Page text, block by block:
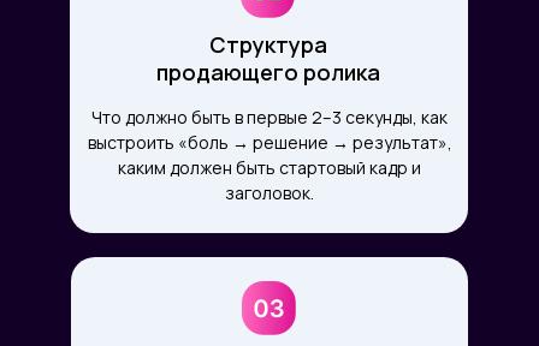
Структура
продающего ролика
Что должно быть в первые 2–3 секунды, как
выстроить «боль → решение → результат»,
каким должен быть стартовый кадр и
заголовок.